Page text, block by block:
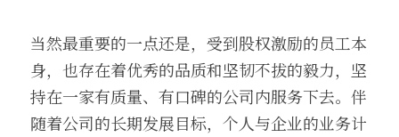
当然最重要的一点还是，受到股权激励的员工本
身，也存在着优秀的品质和坚韧不拔的毅力，坚
持在一家有质量、有口碑的公司内服务下去。伴
随着公司的长期发展目标，个人与企业的业务计